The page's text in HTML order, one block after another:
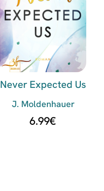
Never Expected Us
J. Moldenhauer
6.99€